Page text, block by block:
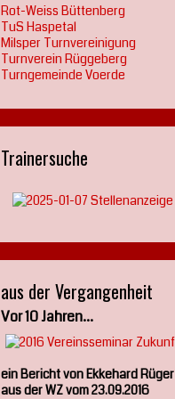
Rot-Weiss Büttenberg
TuS Haspetal
Milsper Turnvereinigung
Turnverein Rüggeberg
Turngemeinde Voerde
Trainersuche
aus der Vergangenheit
Vor 10 Jahren...
ein Bericht von Ekkehard Rüger
aus der WZ vom 23.09.2016